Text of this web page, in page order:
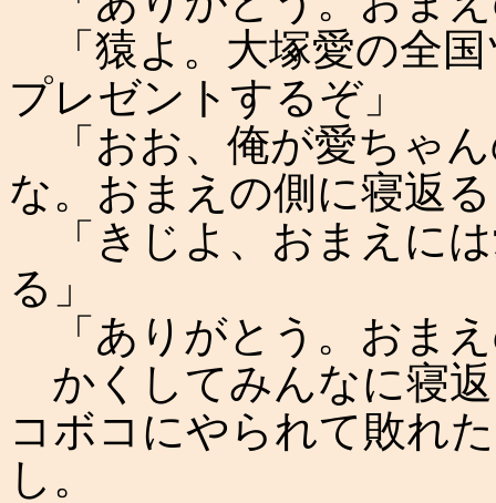
「猿よ。大塚愛の全
プレゼントするぞ」
「おお、俺が愛ちゃ
な。おまえの側に寝返
「きじよ、おまえに
る」
「ありがとう。おま
かくしてみんなに寝
コボコにやられて敗れ
し。